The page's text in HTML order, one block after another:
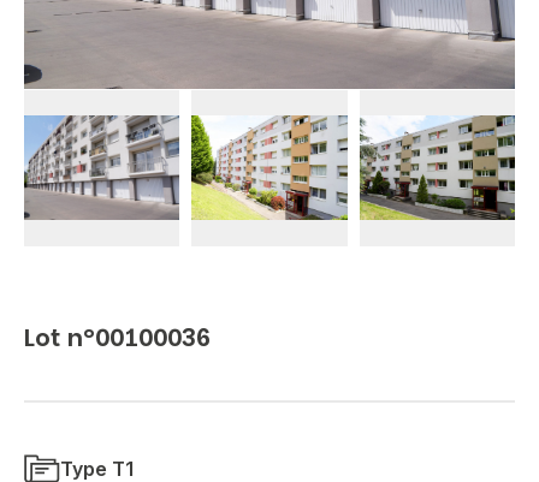
Lot n°00100036
Type T1